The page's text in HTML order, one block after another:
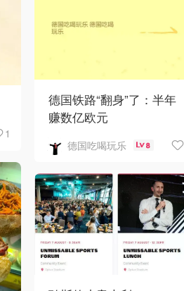
德国铁路“翻身”了：半年
赚数亿欧元
德国吃喝玩乐 8
1